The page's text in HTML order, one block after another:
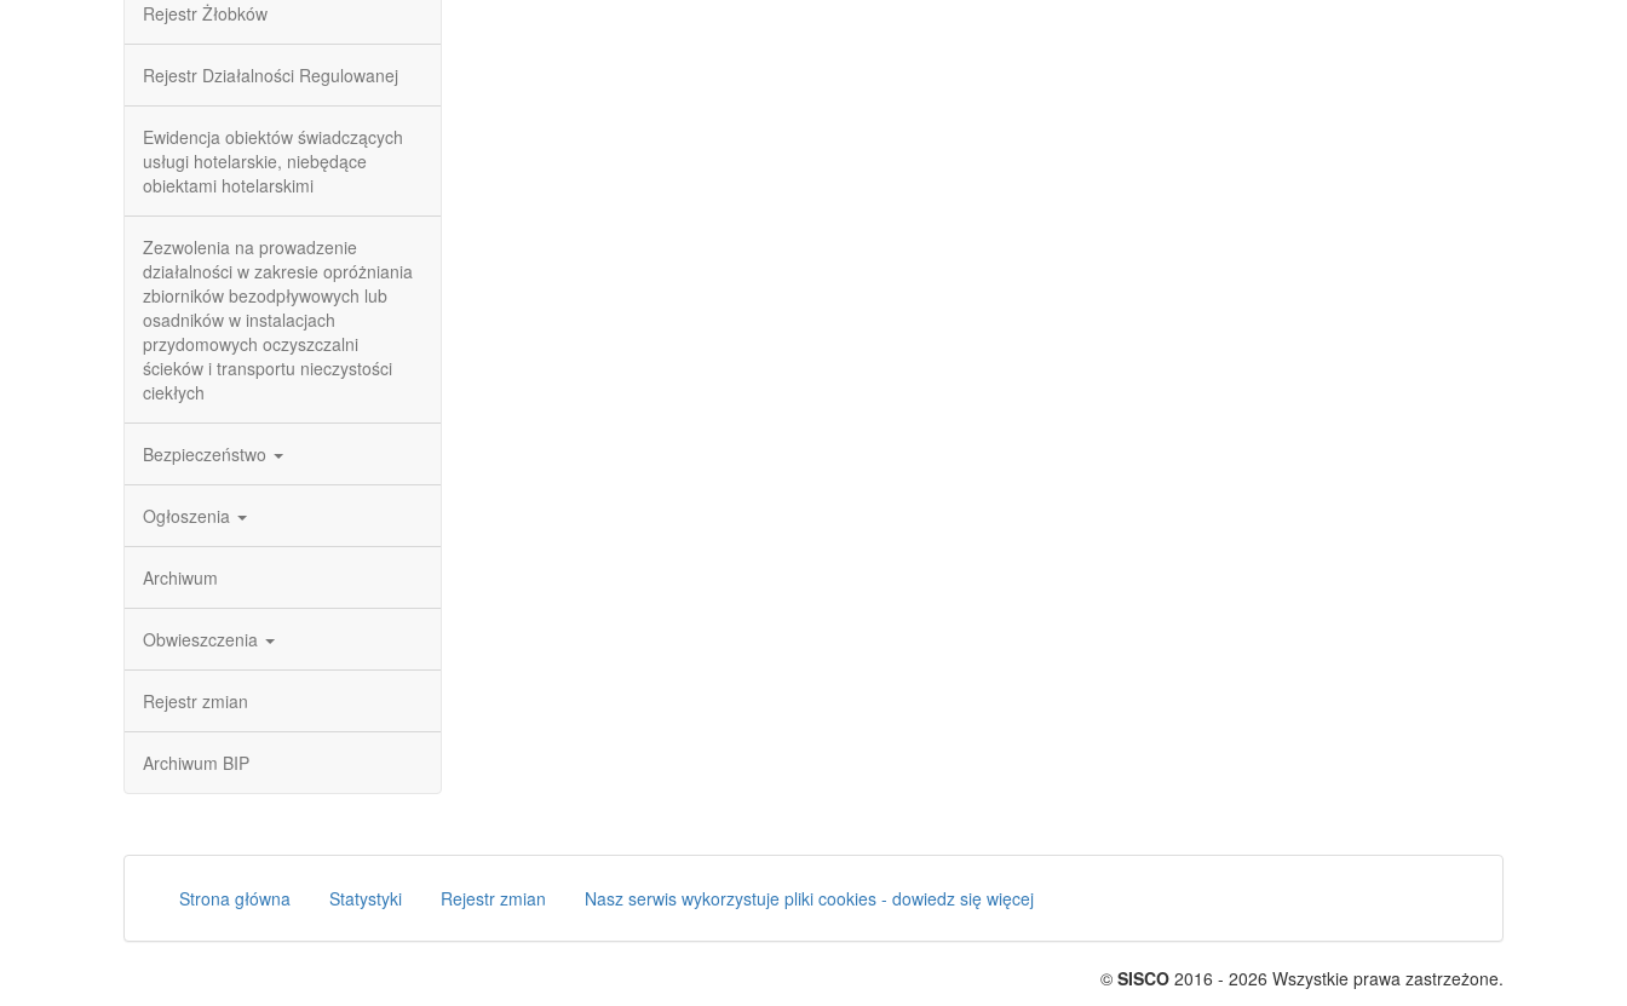
Rejestr Żłobków
Rejestr Działalności Regulowanej
Ewidencja obiektów świadczących
usługi hotelarskie, niebędące
obiektami hotelarskimi
Zezwolenia na prowadzenie
działalności w zakresie opróżniania
zbiorników bezodpływowych lub
osadników w instalacjach
przydomowych oczyszczalni
ścieków i transportu nieczystości
ciekłych
Bezpieczeństwo
Ogłoszenia
Archiwum
Obwieszczenia
Rejestr zmian
Archiwum BIP
Strona główna Statystyki Rejestr zmian Nasz serwis wykorzystuje pliki cookies - dowiedz się więcej
© SISCO 2016 - 2026 Wszystkie prawa zastrzeżone.